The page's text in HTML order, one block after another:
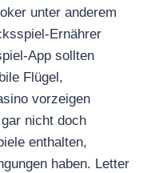
unter anderem
Ernährer
App sollten
Flügel,
vorzeigen
nicht doch
enthalten,
haben. Letter